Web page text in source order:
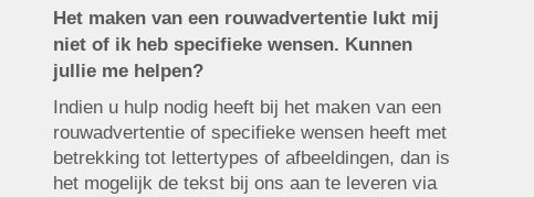
Het maken van een rouwadvertentie lukt mij
niet of ik heb specifieke wensen. Kunnen
jullie me helpen?
Indien u hulp nodig heeft bij het maken van een
rouwadvertentie of specifieke wensen heeft met
betrekking tot lettertypes of afbeeldingen, dan is
het mogelijk de tekst bij ons aan te leveren via